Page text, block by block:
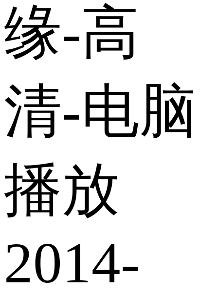
缘-高
清-电脑
播放
2014-